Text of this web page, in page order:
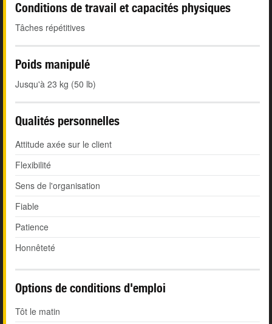
Conditions de travail et capacités physiques
Tâches répétitives
Poids manipulé
Jusqu'à 23 kg (50 lb)
Qualités personnelles
Attitude axée sur le client
Flexibilité
Sens de l'organisation
Fiable
Patience
Honnêteté
Options de conditions d'emploi
Tôt le matin